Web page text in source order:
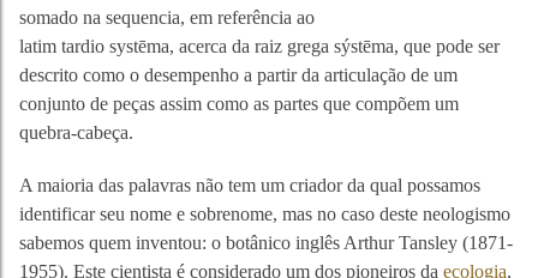
somado na sequencia, em referência ao
latim tardio systēma, acerca da raiz grega sýstēma, que pode ser
descrito como o desempenho a partir da articulação de um
conjunto de peças assim como as partes que compõem um
quebra-cabeça.
A maioria das palavras não tem um criador da qual possamos
identificar seu nome e sobrenome, mas no caso deste neologismo
sabemos quem inventou: o botânico inglês Arthur Tansley (1871-
1955). Este cientista é considerado um dos pioneiros da ecologia,